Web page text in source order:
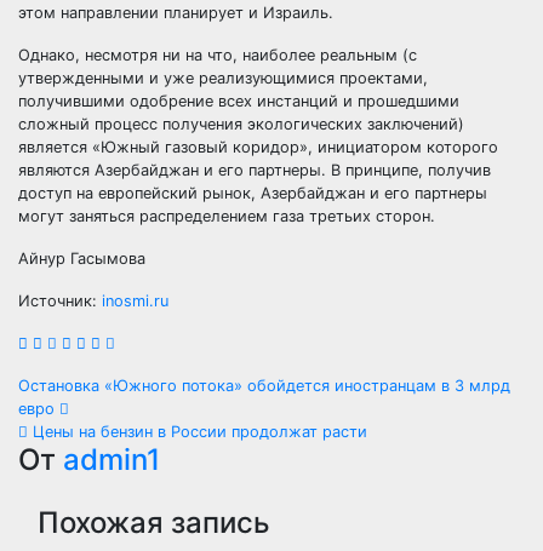
этом направлении планирует и Израиль.
Однако, несмотря ни на что, наиболее реальным (с
утвержденными и уже реализующимися проектами,
получившими одобрение всех инстанций и прошедшими
сложный процесс получения экологических заключений)
является «Южный газовый коридор», инициатором которого
являются Азербайджан и его партнеры. В принципе, получив
доступ на европейский рынок, Азербайджан и его партнеры
могут заняться распределением газа третьих сторон.
Айнур Гасымова
Источник: inosmi.ru
Навигация
по
записям
Остановка «Южного потока» обойдется иностранцам в 3 млрд
евро
Цены на бензин в России продолжат расти
От admin1
Похожая запись